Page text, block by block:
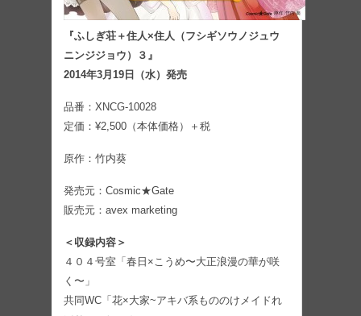
『ふしぎ荘＋住人×住人（フシギソウノジュウ
ニンジジョウ）３』
2014年3月19日（水）発売
品番：XNCG-10028
定価：¥2,500（本体価格）＋税
原作：竹内葵
発売元：Cosmic★Gate
販売元：avex marketing
＜収録内容＞
４０４号室「春日×こうめ〜大正浪漫の華が咲
く〜」
共同WC「花×大家~アキバ系もののけメイドれ